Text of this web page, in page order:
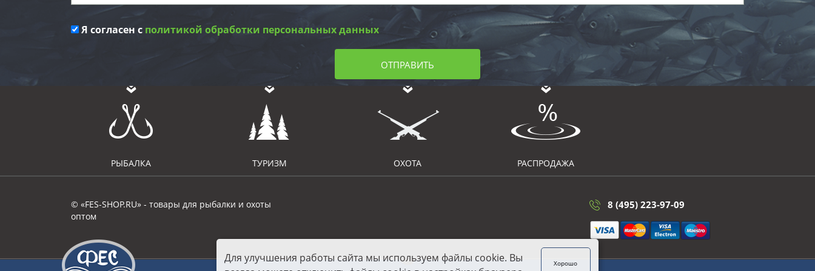
Я согласен с политикой обработки персональных данных
ОТПРАВИТЬ
РЫБАЛКА ТУРИЗМ ОХОТА РАСПРОДАЖА
© «FES-SHOP.RU» - товары для рыбалки и охоты
оптом
8 (495) 223-97-09
Для улучшения работы сайта мы используем файлы cookie. Вы
Хорошо